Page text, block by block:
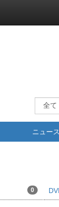
ニュース
0